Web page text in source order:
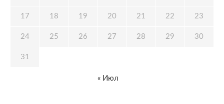
17 18 19 20 21 22 23
24 25 26 27 28 29 30
31
« Июл